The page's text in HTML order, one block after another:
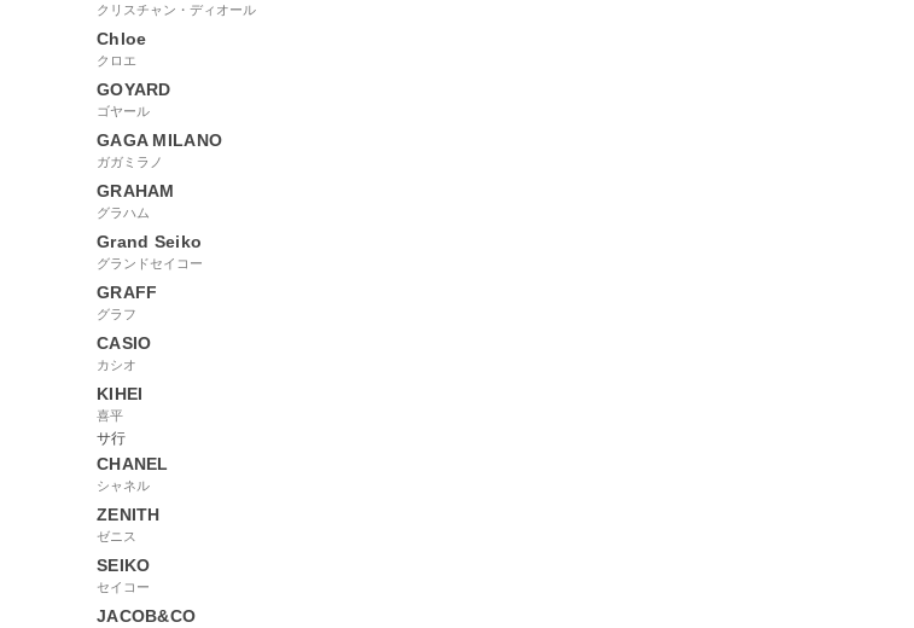
クリスチャン・ディオール
Chloe
クロエ
GOYARD
ゴヤール
GAGA MILANO
ガガミラノ
GRAHAM
グラハム
Grand Seiko
グランドセイコー
GRAFF
グラフ
CASIO
カシオ
KIHEI
喜平
サ行
CHANEL
シャネル
ZENITH
ゼニス
SEIKO
セイコー
JACOB&CO